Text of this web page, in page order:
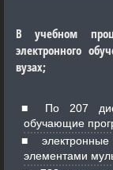
В учебном
электронного обучения (e-learning), принятые
вузах;
По 207 дисциплинам
обучающие
электронные учебники с диалоговыми функциями и
элементами